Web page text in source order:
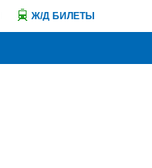
Ж/Д БИЛЕТЫ